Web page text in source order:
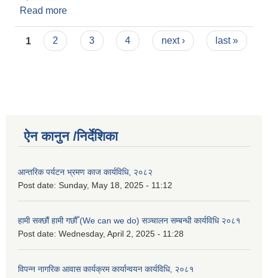
Read more
Maintenance Project Contract ID:
BM/NCB/W/R/05/2080-81
Pages
1 2 3 4 next › last »
ऐन कानुन /निर्देशिका
आन्तरिक पर्यटन भ्रमण काज कार्यविधि, २०८२
Post date: Sunday, May 18, 2025 - 11:12
हामी सक्छौं हामी गछौँ (We can we do) सञ्चालन सम्बन्धी कार्यविधि २०८१
Post date: Wednesday, April 2, 2025 - 11:28
विपन्न नागरिक आवास कार्यक्रम कार्यान्वयन कार्यविधि, २०८१